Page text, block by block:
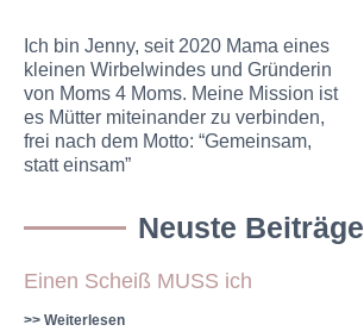
Ich bin Jenny, seit 2020 Mama eines
kleinen Wirbelwindes und Gründerin
von Moms 4 Moms. Meine Mission ist
es Mütter miteinander zu verbinden,
frei nach dem Motto: “Gemeinsam,
statt einsam”
Neuste Beiträge
Einen Scheiß MUSS ich
>> Weiterlesen